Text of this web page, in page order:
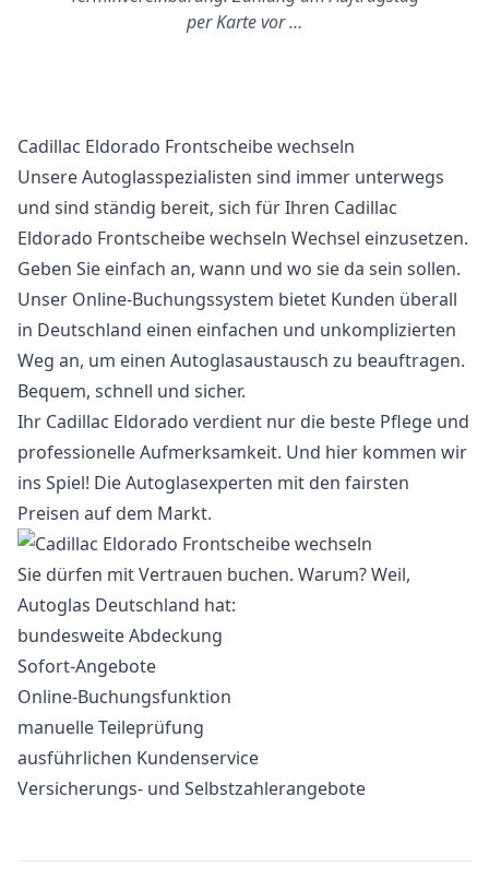
per Karte vor …
Cadillac Eldorado Frontscheibe wechseln
Unsere Autoglasspezialisten sind immer unterwegs
und sind ständig bereit, sich für Ihren Cadillac
Eldorado Frontscheibe wechseln Wechsel einzusetzen.
Geben Sie einfach an, wann und wo sie da sein sollen.
Unser Online-Buchungssystem bietet Kunden überall
in Deutschland einen einfachen und unkomplizierten
Weg an, um einen Autoglasaustausch zu beauftragen.
Bequem, schnell und sicher.
Ihr Cadillac Eldorado verdient nur die beste Pflege und
professionelle Aufmerksamkeit. Und hier kommen wir
ins Spiel! Die Autoglasexperten mit den fairsten
Preisen auf dem Markt.
Sie dürfen mit Vertrauen buchen. Warum? Weil,
Autoglas Deutschland hat:
bundesweite Abdeckung
Sofort-Angebote
Online-Buchungsfunktion
manuelle Teileprüfung
ausführlichen Kundenservice
Versicherungs- und Selbstzahlerangebote